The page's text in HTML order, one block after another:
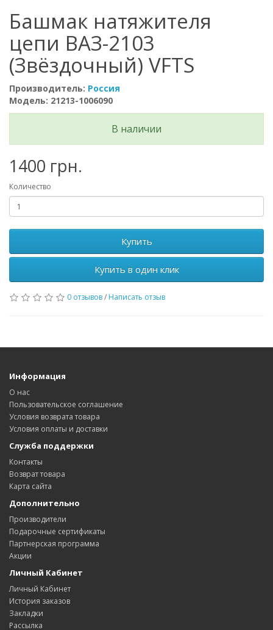
Башмак натяжителя
цепи ВАЗ-2103
(Звёздочный) VFTS
Производитель: Россия
Модель: 21213-1006090
В наличии
1400 грн.
Количество
Купить
Купить в один клик
0 отзывов/ Написать отзыв
Информация
О нас
Пользовательское соглашение
Условия возврата товара
Условия оплаты и доставки
Служба поддержки
Контакты
Возврат товара
Карта сайта
Дополнительно
Производители
Подарочные сертификаты
Партнерская программа
Акции
Личный Кабинет
Личный Кабинет
История заказов
Закладки
Рассылка